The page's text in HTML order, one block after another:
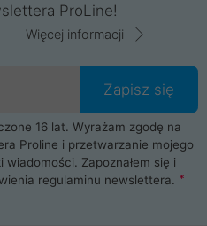
na terenie kraju. Cała
ProLine jest
notebooka albo laptopa w
i pełne bezpieczeństwo.
i części komputerowe
płyty główne, pamięci,
pracownicy pomogą Ci wybrać
oraz obudowę do komputera.
najlepsze na rynku
jak Xiaomi, Apple, Samsung i
ProLine!
Więcej informacji
Zapisz się
16 lat. Wyrażam zgodę na
Proline i przetwarzanie mojego
wiadomości. Zapoznałem się i
regulaminu newslettera.